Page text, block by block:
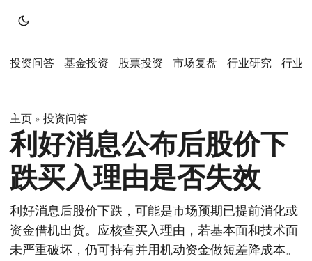
投资问答 基金投资 股票投资 市场复盘 行业研究 行业
主页 » 投资问答
利好消息公布后股价下
跌买入理由是否失效
利好消息后股价下跌，可能是市场预期已提前消化或
资金借机出货。应核查买入理由，若基本面和技术面
未严重破坏，仍可持有并用机动资金做短差降成本。